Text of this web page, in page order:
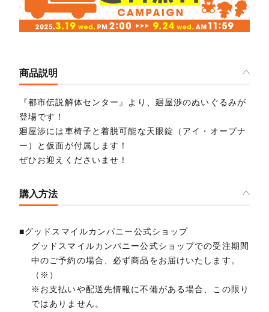
商品説明
『都市伝説解体センター』より、廻屋渉のぬいぐるみが
登場です！
廻屋渉には車椅子と着脱可能な天眼錠（アイ・オープナ
ー）と仮面が付属します！
ぜひお迎えくださいませ！
購入方法
■グッドスマイルカンパニー公式ショップ
グッドスマイルカンパニー公式ショップでの受注期間
中のご予約の場合、必ず商品をお届けいたします。
（※）
※お支払いや配送先情報に不備がある場合、この限り
ではありません。